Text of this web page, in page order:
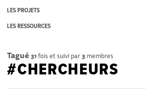
LES PROJETS
LES RESSOURCES
Tagué 31 fois et suivi par3 membres
#CHERCHEURS